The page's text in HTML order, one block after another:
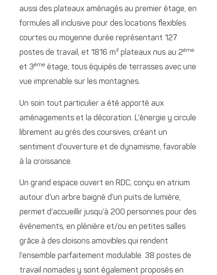
aussi des plateaux aménagés au premier étage, en
formules all inclusive pour des locations flexibles
courtes ou moyenne durée représentant 127
postes de travail, et 1816 m² plateaux nus au 2ème
et 3ème étage, tous équipés de terrasses avec une
vue imprenable sur les montagnes.
Un soin tout particulier a été apporté aux
aménagements et la décoration. L’énergie y circule
librement au grès des coursives, créant un
sentiment d’ouverture et de dynamisme, favorable
à la croissance.
Un grand espace ouvert en RDC, conçu en atrium
autour d’un arbre baigné d’un puits de lumière,
permet d’accueillir jusqu’à 200 personnes pour des
événements, en plénière et/ou en petites salles
grâce à des cloisons amovibles qui rendent
l’ensemble parfaitement modulable. 38 postes de
travail nomades y sont également proposés en